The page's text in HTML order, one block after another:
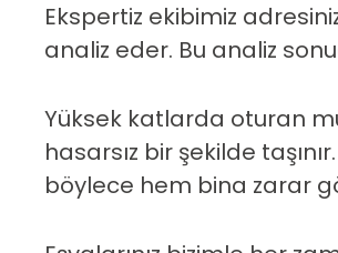
Ekspertiz ekibimiz
analiz eder. Bu analiz
Yüksek katlarda oturan
hasarsız bir şekilde
böylece hem bina zarar